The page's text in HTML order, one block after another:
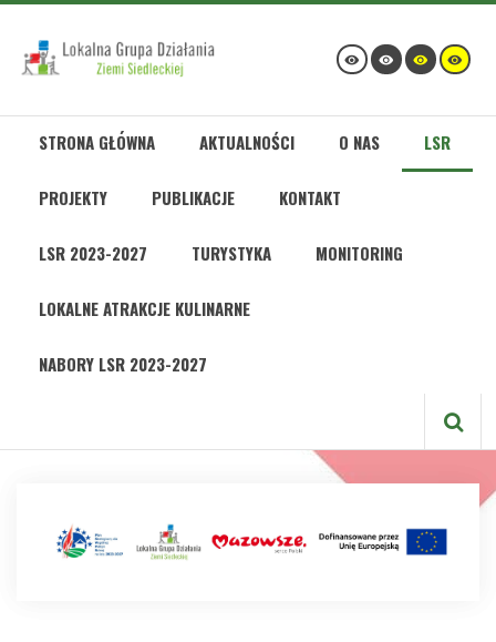
STRONA GŁÓWNA AKTUALNOŚCI O NAS LSR
PROJEKTY PUBLIKACJE KONTAKT
LSR 2023-2027 TURYSTYKA MONITORING
LOKALNE ATRAKCJE KULINARNE
NABORY LSR 2023-2027